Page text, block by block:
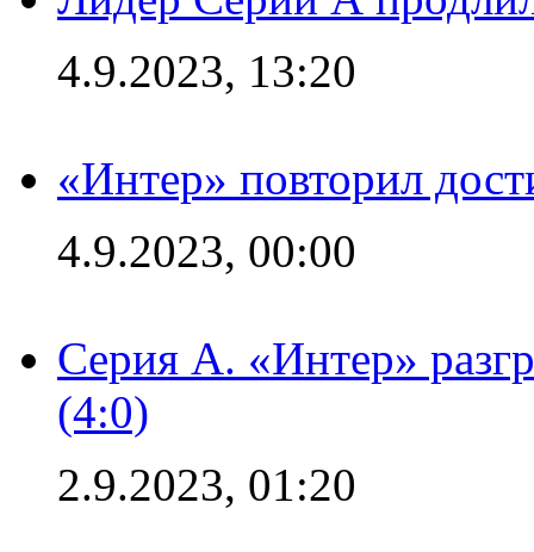
4.9.2023, 13:20
«Интер» повторил
4.9.2023, 00:00
Серия А. «Интер»
(4:0)
2.9.2023, 01:20